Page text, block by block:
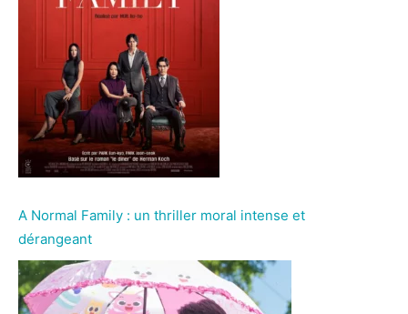
A Normal Family : un thriller moral intense et
dérangeant